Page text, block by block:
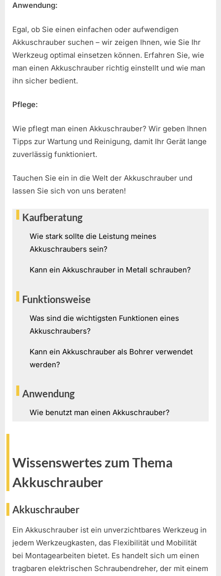
Anwendung:
Egal, ob Sie einen einfachen oder aufwendigen
Akkuschrauber suchen – wir zeigen Ihnen, wie Sie Ihr
Werkzeug optimal einsetzen können. Erfahren Sie, wie
man einen Akkuschrauber richtig einstellt und wie man
ihn sicher bedient.
Pflege:
Wie pflegt man einen Akkuschrauber? Wir geben Ihnen
Tipps zur Wartung und Reinigung, damit Ihr Gerät lange
zuverlässig funktioniert.
Tauchen Sie ein in die Welt der Akkuschrauber und
lassen Sie sich von uns beraten!
Kaufberatung
Wie stark sollte die Leistung meines
Akkuschraubers sein?
Kann ein Akkuschrauber in Metall schrauben?
Funktionsweise
Was sind die wichtigsten Funktionen eines
Akkuschraubers?
Kann ein Akkuschrauber als Bohrer verwendet
werden?
Anwendung
Wie benutzt man einen Akkuschrauber?
Wissenswertes zum Thema
Akkuschrauber
Akkuschrauber
Ein Akkuschrauber ist ein unverzichtbares Werkzeug in
jedem Werkzeugkasten, das Flexibilität und Mobilität
bei Montagearbeiten bietet. Es handelt sich um einen
tragbaren elektrischen Schraubendreher, der mit einem